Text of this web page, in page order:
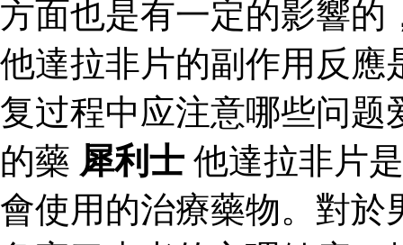
方面也是有一定的影響的
他達拉非片的副作用反應
复过程中应注意哪些问
的藥 犀利士 他達拉非片
會使用的治療藥物。對於